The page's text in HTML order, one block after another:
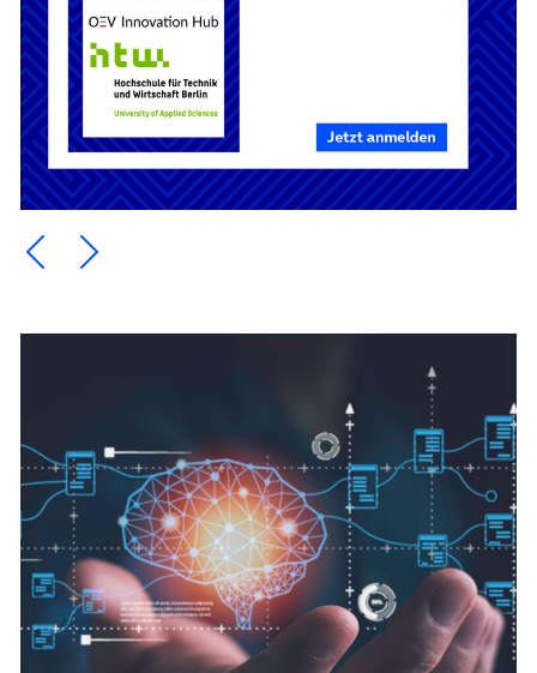
Ein Element zurück blättern
Ein Element weiter blättern